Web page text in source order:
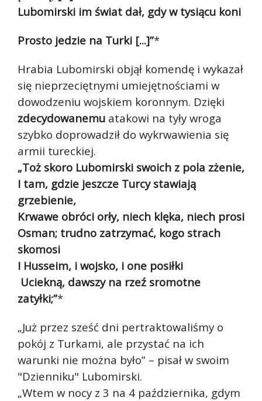
Lubomirski im świat dał, gdy w tysiącu koni
Prosto jedzie na Turki [...]”*
Hrabia Lubomirski objął komendę i wykazał
się nieprzeciętnymi umiejętnościami w
dowodzeniu wojskiem koronnym. Dzięki
zdecydowanemu atakowi na tyły wroga
szybko doprowadził do wykrwawienia się
armii tureckiej.
„Toż skoro Lubomirski swoich z pola zżenie,
I tam, gdzie jeszcze Turcy stawiają
grzebienie,
Krwawe obróci orły, niech klęka, niech prosi
Osman; trudno zatrzymać, kogo strach
skomosi
I Husseim, i wojsko, i one posiłki
Uciekną, dawszy na rzeź sromotne
zatyłki;”*
„Już przez sześć dni pertraktowaliśmy o
pokój z Turkami, ale przystać na ich
warunki nie można było” – pisał w swoim
"Dzienniku" Lubomirski.
„Wtem w nocy z 3 na 4 października, gdym